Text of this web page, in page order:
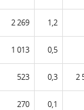
2 269 1,2
1 013 0,5
523 0,3 2
270 0,1